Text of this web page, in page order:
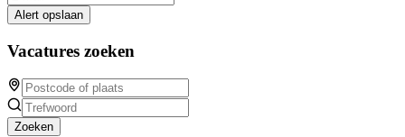
Alert opslaan
Vacatures zoeken
Zoeken